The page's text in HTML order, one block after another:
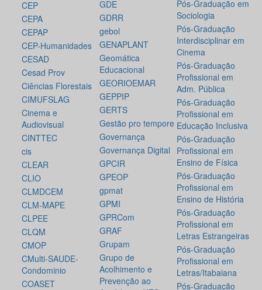
CEP
CEPA
CEPAP
CEP-Humanidades
CESAD
Cesad Prov
Ciências Florestais
CIMUFSLAG
Cinema e
Audiovisual
CINTTEC
cis
CLEAR
CLIO
CLMDCEM
CLM-MAPE
CLPEE
CLQM
CMOP
CMulti-SAUDE-
Condominio
COASET
GDE
GDRR
gebol
GENAPLANT
Geomática
Educacional
GEORIOEMAR
GEPPIP
GERTS
Gestão pro tempore
Governança
Governança Digital
GPCIR
GPEOP
gpmat
GPMI
GPRCom
GRAF
Grupam
Grupo de
Acolhimento e
Prevenção ao
Pós-Graduação em
Sociologia
Pós-Graduação
Interdisciplinar em
Cinema
Pós-Graduação
Profissional em
Adm. Pública
Pós-Graduação
Profissional em
Educação Inclusiva
Pós-Graduação
Profissional em
Ensino de Física
Pós-Graduação
Profissional em
Ensino de História
Pós-Graduação
Profissional em
Letras Estrangeiras
Pós-Graduação
Profissional em
Letras/Itabaiana
Pós-Graduação